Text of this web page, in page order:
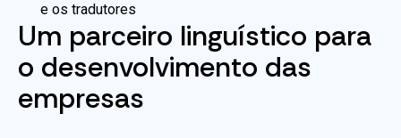
e os tradutores
Um parceiro linguístico para
o desenvolvimento das
empresas